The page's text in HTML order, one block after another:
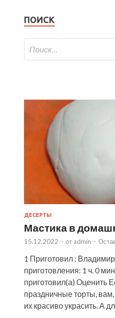
ПОИСК
ДЕСЕРТЫ
Мастика в
15.12.2022 - от admin -
1 Приготовил :
приготовления: 1 ч. 0
приготовил(а) Оценить
праздничные торты, вам,
их красиво украсить. А